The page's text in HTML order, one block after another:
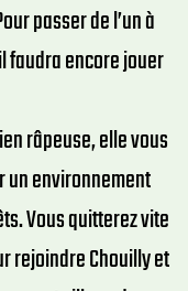
passer de l’un à
faudra encore jouer
râpeuse, elle vous
un environnement
Vous quitterez vite
rejoindre Chouilly et